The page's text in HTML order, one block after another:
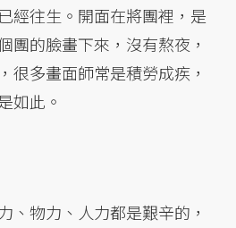
經往生。開面在將團裡，是
團的臉畫下來，沒有熬夜，
很多畫面師常是積勞成疾，
如此。
、物力、人力都是艱辛的，